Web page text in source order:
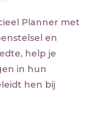
Planner met
en
help je
in hun
hen bij